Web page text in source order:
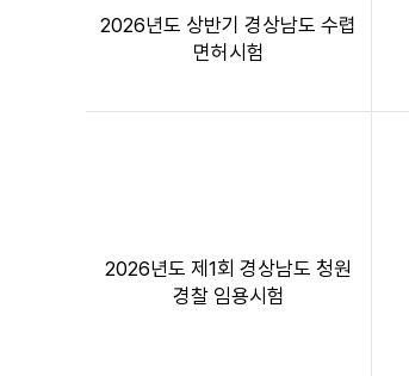
자2026년도 상반기 경상남도 수렵
면허시험
2026년도 제1회 경상남도 청원
경찰 임용시험